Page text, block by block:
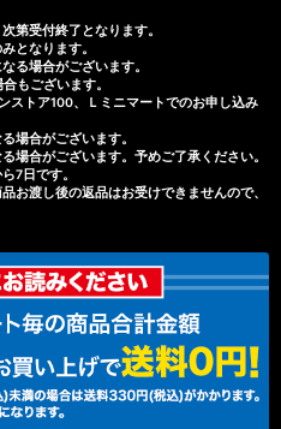
第受付終了となります。
となります。
る場合がございます。
もございます。
ストア100、Ｌミニマートでのお申し込み
場合がございます。
場合がございます。予めご了承ください。
7日です。
お渡し後の返品はお受けできませんので、